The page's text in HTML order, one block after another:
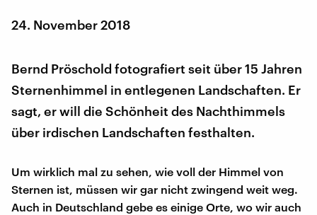
24. November 2018
Bernd Pröschold fotografiert seit über 15 Jahren
Sternenhimmel in entlegenen Landschaften. Er
sagt, er will die Schönheit des Nachthimmels
über irdischen Landschaften festhalten.
Um wirklich mal zu sehen, wie voll der Himmel von
Sternen ist, müssen wir gar nicht zwingend weit weg.
Auch in Deutschland gebe es einige Orte, wo wir auch